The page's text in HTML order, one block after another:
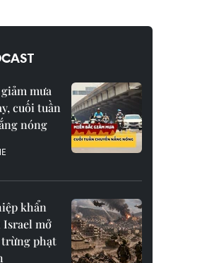
mưa
cuối tuần
nóng
khẩn
Israel mở
phạt